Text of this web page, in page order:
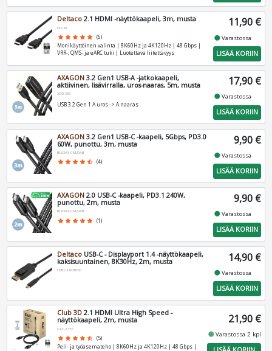
Deltaco 2.1 HDMI -näyttökaapeli, 3m, musta
HU-30
star star star star star (6)
Monikäyttöinen valinta | 8K60Hz ja 4K120Hz | 48 Gbps |
VRR-, QMS- ja eARC tuki | Luotettava liitettävyys
11,90 €
fiber_manual_recordVarastossa
LISÄÄ KORIIN
AXAGON 3.2 Gen1 USB-A -jatkokaapeli,
aktiivinen, lisävirralla, uros-naaras, 5m, musta
ADR-305
USB 3.2 Gen 1 A uros -> A naaras
17,90 €
fiber_manual_recordVarastossa
LISÄÄ KORIIN
AXAGON 3.2 Gen1 USB-C -kaapeli, 5Gbps, PD3.0
60W, punottu, 3m, musta
BUCM3-CM30AB
star star star star star_half (4)
9,90 €
fiber_manual_recordVarastossa
LISÄÄ KORIIN
AXAGON 2.0 USB-C -kaapeli, PD3.1 240W,
punottu, 2m, musta
BUCM2-CM20AB
star star star star star (1)
9,90 €
fiber_manual_recordVarastossa
LISÄÄ KORIIN
Deltaco USB-C - Displayport 1.4 -näyttökaapeli,
kaksisuuntainen, 8K30Hz, 2m, musta
USBC-DP-BI200
14,90 €
fiber_manual_recordVarastossa
LISÄÄ KORIIN
Club 3D 2.1 HDMI Ultra High Speed -
näyttökaapeli, 2m, musta
CAC-1372
star star star star star_half (5)
Peli- ja työasemateho | 8K60Hz ja 4K120Hz | 48 Gbps |
21,90 €
fiber_manual_recordVarastossa 2 kpl